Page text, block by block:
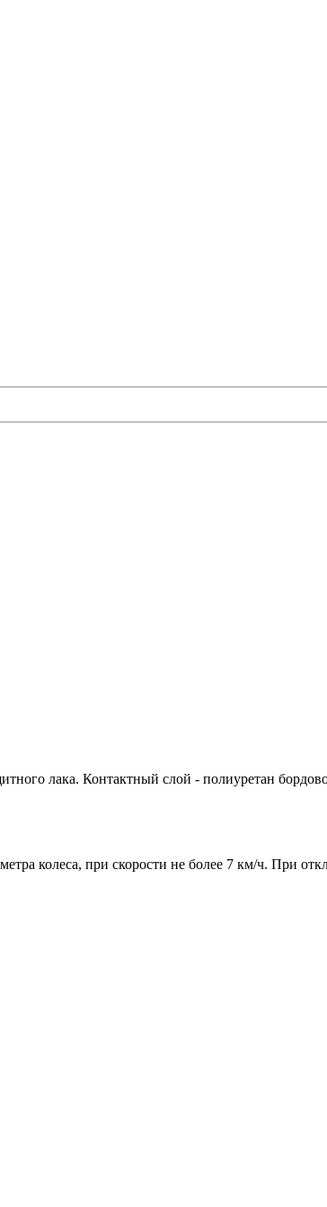
лака. Контактный слой - полиуретан
колеса, при скорости не более 7 км/ч. При